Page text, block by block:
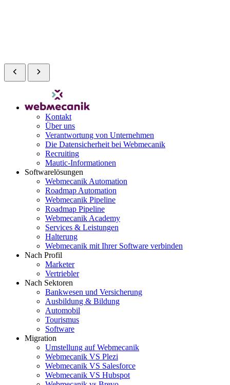
Kontakt
Über uns
Verantwortung von Unternehmen
Die Datensicherheit bei Webmecanik
Recruiting
Mautic-Informationen
Softwarelösungen
Webmecanik Automation
Roadmap Automation
Webmecanik Pipeline
Roadmap Pipeline
Webmecanik Academy
Services & Leistungen
Halterung
Webmecanik mit Ihrer Software verbinden
Nach Profil
Marketer
Vertriebler
Nach Sektoren
Bankwesen und Versicherung
Ausbildung & Bildung
Automobil
Tourismus
Software
Migration
Umstellung auf Webmecanik
Webmecanik VS Plezi
Webmecanik VS Salesforce
Webmecanik VS Hubspot